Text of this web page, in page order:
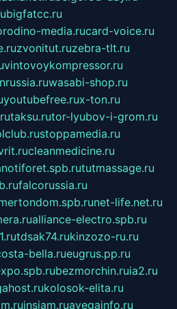
bigfatcc.ru
media.rucard-voice.ru
zvonitut.ruzebra-tlt.ru
vintovoykompressor.ru
wasabi-shop.ru
youtubefree.rux-ton.ru
taksu.rutor-lyubov-i-grom.ru
stoppamedia.ru
cleanmedicine.ru
tutmassage.ru
falcorussia.ru
net-life.net.ru
alliance-electro.spb.ru
tdsak74.rukinzozo-ru.ru
bella.rueugrus.pp.ru
bezmorchin.ruia2.ru
kolosok-elita.ru
insiam.ruavegainfo.ru